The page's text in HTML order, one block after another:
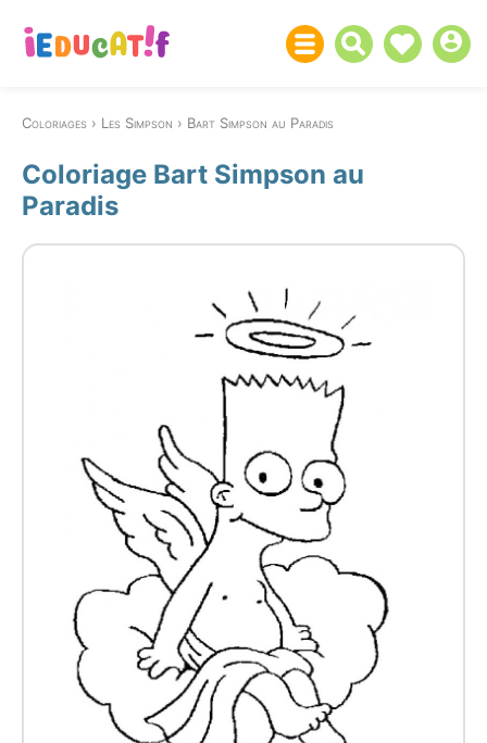
Coloriages Les Simpson Bart Simpson au Paradis
Coloriage Bart Simpson au
Paradis